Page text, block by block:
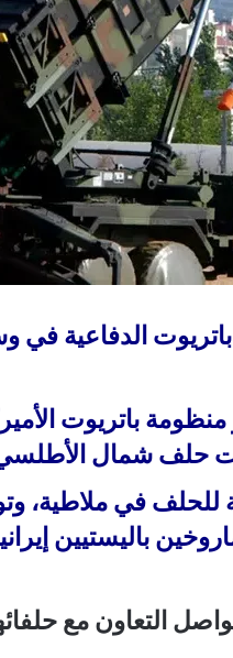
باتريوت الدفاعية
باتريوت
حلف شمال الأطلسي
للحلف في ملاطية،
باليستيين
التعاون مع